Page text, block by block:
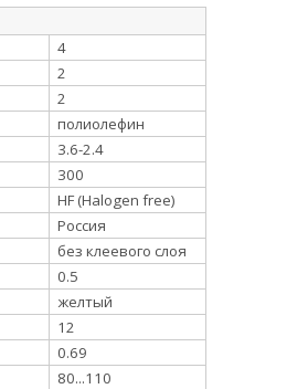
4
2
2
полиолефин
3.6-2.4
300
HF (Halogen free)
Россия
без клеевого слоя
0.5
желтый
12
0.69
80...110